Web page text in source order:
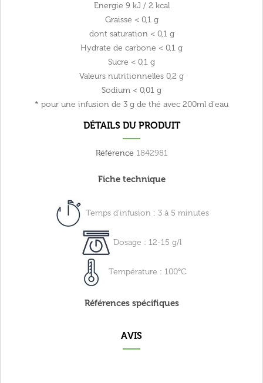
Energie 9 kJ / 2 kcal
Graisse < 0,1 g
dont saturation < 0,1 g
Hydrate de carbone < 0,1 g
Sucre < 0,1 g
Valeurs nutritionnelles 0,2 g
Sodium < 0,01 g
* pour une infusion de 3 g de thé avec 200ml d'eau
DÉTAILS DU PRODUIT
Référence 1842981
Fiche technique
Temps d'infusion : 3 à 5 minutes
Dosage : 12-15 g/l
Température : 100°C
Références spécifiques
AVIS